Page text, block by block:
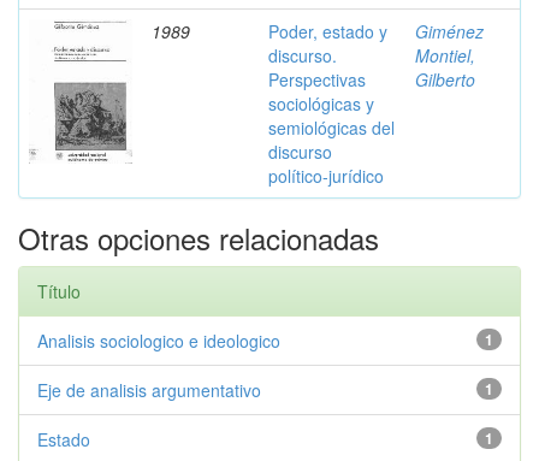
1989
Poder, estado y
discurso.
Perspectivas
sociológicas y
semiológicas del
discurso
político-jurídico
Giménez
Montiel,
Gilberto
Otras opciones relacionadas
Título
1
Analisis sociologico e ideologico
1
Eje de analisis argumentativo
1
Estado